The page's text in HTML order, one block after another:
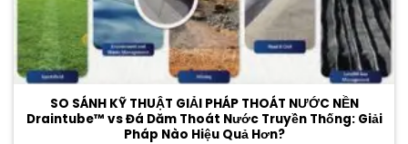
SO SÁNH KỸ THUẬT GIẢI PHÁP THOÁT NƯỚC NỀN
Draintube™ vs Đá Dăm Thoát Nước Truyền Thống: Giải
Pháp Nào Hiệu Quả Hơn?